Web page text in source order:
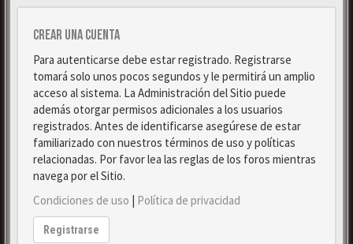
Crear una cuenta
Para autenticarse debe estar registrado. Registrarse
tomará solo unos pocos segundos y le permitirá un amplio
acceso al sistema. La Administración del Sitio puede
además otorgar permisos adicionales a los usuarios
registrados. Antes de identificarse asegúrese de estar
familiarizado con nuestros términos de uso y políticas
relacionadas. Por favor lea las reglas de los foros mientras
navega por el Sitio.
Condiciones de uso | Política de privacidad
Registrarse